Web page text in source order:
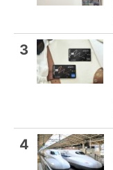
3
4